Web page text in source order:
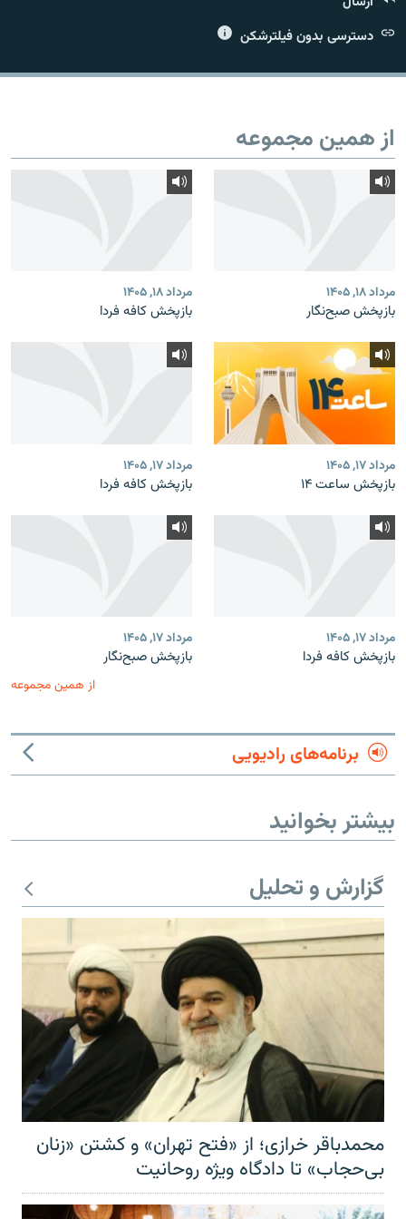
دسترسی بدون فیلترشکن
از همین مجموعه
مرداد ۱۸, ۱۴۰۵
بازپخش صبح‌نگار
مرداد ۱۸, ۱۴۰۵
بازپخش کافه فردا
مرداد ۱۷, ۱۴۰۵
بازپخش ساعت ۱۴
مرداد ۱۷, ۱۴۰۵
بازپخش کافه فردا
مرداد ۱۷, ۱۴۰۵
بازپخش کافه فردا
مرداد ۱۷, ۱۴۰۵
بازپخش صبح‌نگار
از همین مجموعه
برنامه‌های رادیویی
بیشتر بخوانید
گزارش و تحلیل
محمدباقر خرازی؛ از «فتح تهران» و کشتن «زنان
بی‌حجاب» تا دادگاه ویژه روحانیت